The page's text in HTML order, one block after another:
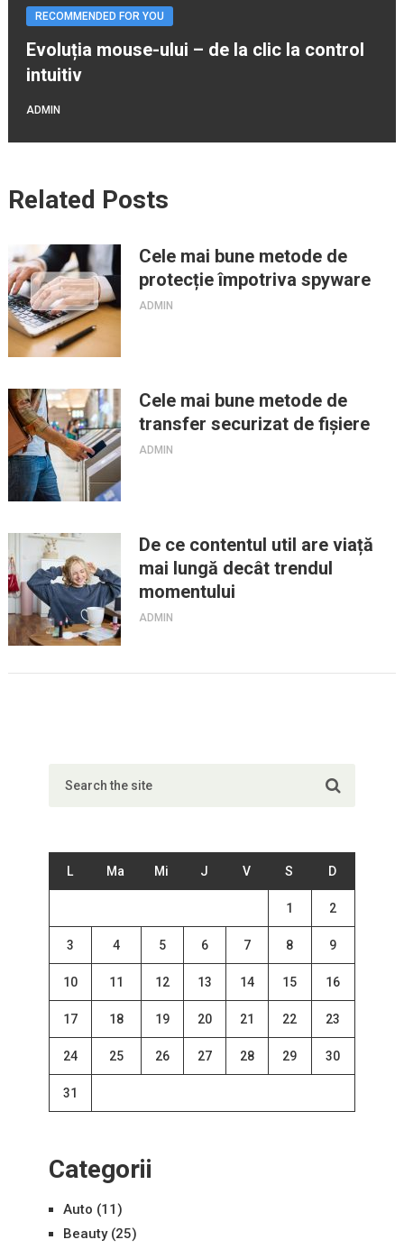
RECOMMENDED FOR YOU
Evoluția mouse-ului – de la clic la control
intuitiv
ADMIN
Related Posts
Cele mai bune metode de
protecție împotriva spyware
ADMIN
Cele mai bune metode de
transfer securizat de fișiere
ADMIN
De ce contentul util are viață
mai lungă decât trendul
momentului
ADMIN
L Ma Mi J V S D
1 2
3 4 5 6 7 8 9
10 11 12 13 14 15 16
17 18 19 20 21 22 23
24 25 26 27 28 29 30
31
Categorii
Auto (11)
Beauty(25)